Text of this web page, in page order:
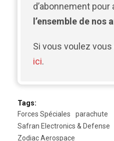
d’abonnement pour
l’ensemble de nos
Si vous voulez
ici.
Tags:
Forces Spéciales
parachute
Safran Electronics & Defense
Zodiac Aerospace